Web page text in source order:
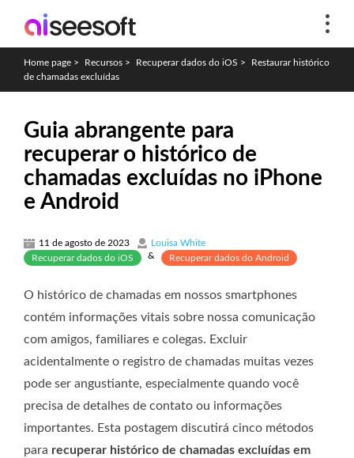
Home page > Recursos > Recuperar dados do iOS >
Restaurar histórico
de chamadas excluídas
Guia abrangente para
recuperar o histórico de
chamadas excluídas no iPhone
e Android
11 de agosto de 2023
Louisa White
Recuperar dados do iOS
& Recuperar dados do Android
O histórico de chamadas em nossos smartphones
contém informações vitais sobre nossa comunicação
com amigos, familiares e colegas. Excluir
acidentalmente o registro de chamadas muitas vezes
pode ser angustiante, especialmente quando você
precisa de detalhes de contato ou informações
importantes. Esta postagem discutirá cinco métodos
para recuperar histórico de chamadas excluídas em